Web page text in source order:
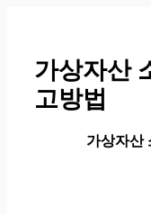
가상자산
고방법
가상자산